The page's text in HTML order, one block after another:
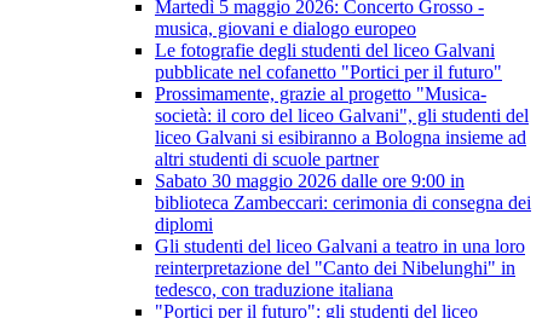
Martedì 5 maggio 2026: Concerto Grosso -
musica, giovani e dialogo europeo
Le fotografie degli studenti del liceo Galvani
pubblicate nel cofanetto "Portici per il futuro"
Prossimamente, grazie al progetto "Musica-
società: il coro del liceo Galvani", gli studenti del
liceo Galvani si esibiranno a Bologna insieme ad
altri studenti di scuole partner
Sabato 30 maggio 2026 dalle ore 9:00 in
biblioteca Zambeccari: cerimonia di consegna dei
diplomi
Gli studenti del liceo Galvani a teatro in una loro
reinterpretazione del "Canto dei Nibelunghi" in
tedesco, con traduzione italiana
"Portici per il futuro": gli studenti del liceo